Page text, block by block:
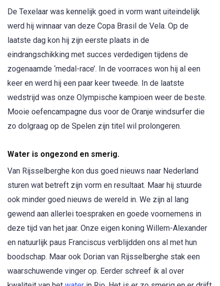
De Texelaar was kennelijk goed in vorm want uiteindelijk
werd hij winnaar van deze Copa Brasil de Vela. Op de
laatste dag kon hij zijn eerste plaats in de
eindrangschikking met succes verdedigen tijdens de
zogenaamde ‘medal-race’. In de voorraces won hij al een
keer en werd hij een paar keer tweede. In de laatste
wedstrijd was onze Olympische kampioen weer de beste.
Mooie oefencampagne dus voor de Oranje windsurfer die
zo dolgraag op de Spelen zijn titel wil prolongeren.
Water is ongezond en smerig.
Van Rijsselberghe kon dus goed nieuws naar Nederland
sturen wat betreft zijn vorm en resultaat. Maar hij stuurde
ook minder goed nieuws de wereld in. We zijn al lang
gewend aan allerlei toespraken en goede voornemens in
deze tijd van het jaar. Onze eigen koning Willem-Alexander
en natuurlijk paus Franciscus verblijdden ons al met hun
boodschap. Maar ook Dorian van Rijsselberghe stak een
waarschuwende vinger op. Eerder schreef ik al over